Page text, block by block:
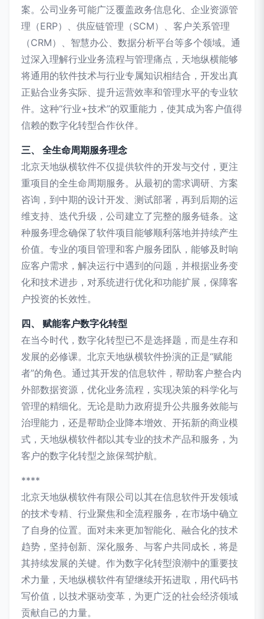
案。公司业务可能广泛覆盖政务信息化、企业资源管
理（ERP）、供应链管理（SCM）、客户关系管理
（CRM）、智慧办公、数据分析平台等多个领域。通
过深入理解行业业务流程与管理痛点，天地纵横能够
将通用的软件技术与行业专属知识相结合，开发出真
正贴合业务实际、提升运营效率和管理水平的专业软
件。这种“行业+技术”的双重能力，使其成为客户值得
信赖的数字化转型合作伙伴。
三、 全生命周期服务理念
北京天地纵横软件不仅提供软件的开发与交付，更注
重项目的全生命周期服务。从最初的需求调研、方案
咨询，到中期的设计开发、测试部署，再到后期的运
维支持、迭代升级，公司建立了完整的服务链条。这
种服务理念确保了软件项目能够顺利落地并持续产生
价值。专业的项目管理和客户服务团队，能够及时响
应客户需求，解决运行中遇到的问题，并根据业务变
化和技术进步，对系统进行优化和功能扩展，保障客
户投资的长效性。
四、 赋能客户数字化转型
在当今时代，数字化转型已不是选择题，而是生存和
发展的必修课。北京天地纵横软件扮演的正是“赋能
者”的角色。通过其开发的信息软件，帮助客户整合内
外部数据资源，优化业务流程，实现决策的科学化与
管理的精细化。无论是助力政府提升公共服务效能与
治理能力，还是帮助企业降本增效、开拓新的商业模
式，天地纵横软件都以其专业的技术产品和服务，为
客户的数字化转型之旅保驾护航。
****
北京天地纵横软件有限公司以其在信息软件开发领域
的技术专精、行业聚焦和全流程服务，在市场中确立
了自身的位置。面对未来更加智能化、融合化的技术
趋势，坚持创新、深化服务、与客户共同成长，将是
其持续发展的关键。作为数字化转型浪潮中的重要技
术力量，天地纵横软件有望继续开拓进取，用代码书
写价值，以技术驱动变革，为更广泛的社会经济领域
贡献自己的力量。